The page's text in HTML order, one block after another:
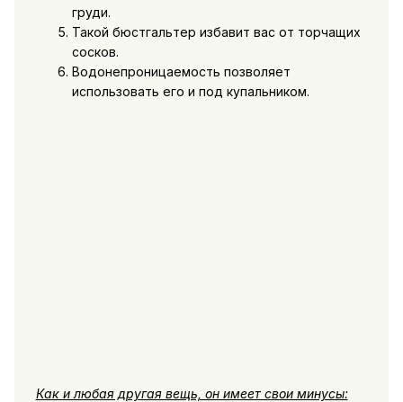
груди.
Такой бюстгальтер избавит вас от торчащих
сосков.
Водонепроницаемость позволяет
использовать его и под купальником.
Как и любая другая вещь, он имеет свои минусы: